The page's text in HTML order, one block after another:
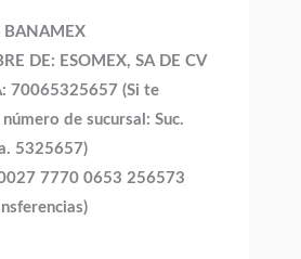
BANAMEX
DE: ESOMEX, SA DE CV
70065325657 (Si te
de sucursal: Suc.
5325657)
7770 0653 256573